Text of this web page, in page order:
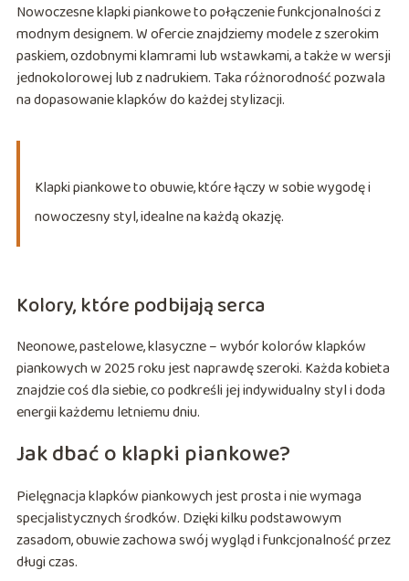
Nowoczesne klapki piankowe to połączenie funkcjonalności z
modnym designem. W ofercie znajdziemy modele z szerokim
paskiem, ozdobnymi klamrami lub wstawkami, a także w wersji
jednokolorowej lub z nadrukiem. Taka różnorodność pozwala
na dopasowanie klapków do każdej stylizacji.
Klapki piankowe to obuwie, które łączy w sobie wygodę i
nowoczesny styl, idealne na każdą okazję.
Kolory, które podbijają serca
Neonowe, pastelowe, klasyczne – wybór kolorów klapków
piankowych w 2025 roku jest naprawdę szeroki. Każda kobieta
znajdzie coś dla siebie, co podkreśli jej indywidualny styl i doda
energii każdemu letniemu dniu.
Jak dbać o klapki piankowe?
Pielęgnacja klapków piankowych jest prosta i nie wymaga
specjalistycznych środków. Dzięki kilku podstawowym
zasadom, obuwie zachowa swój wygląd i funkcjonalność przez
długi czas.